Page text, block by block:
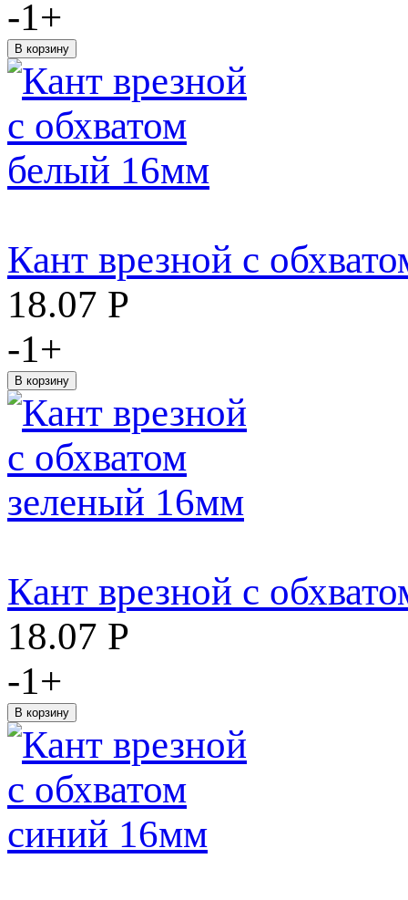
-1+
Кант врезной с
18.07 Р
-1+
Кант врезной с
18.07 Р
-1+